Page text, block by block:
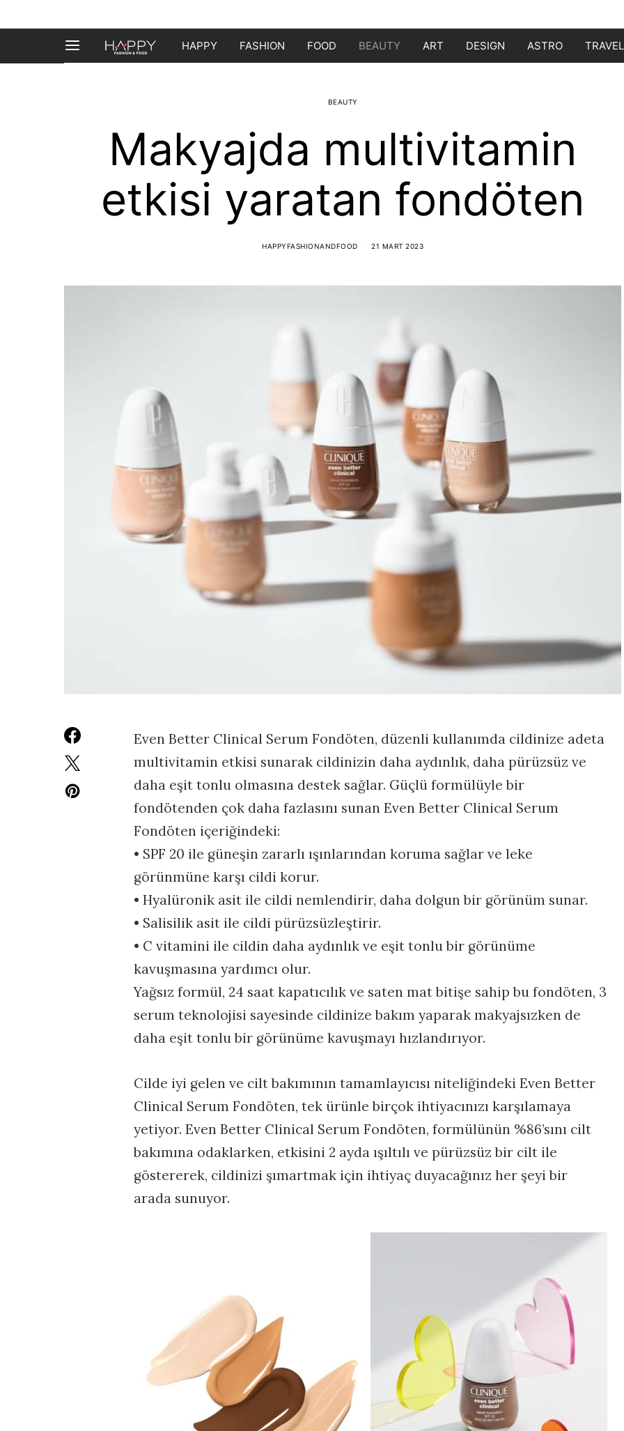
HAPPY FASHION FOOD BEAUTY ART DESIGN ASTRO TRAVEL
BEAUTY
Makyajda multivitamin
etkisi yaratan fondöten
HAPPYFASHIONANDFOOD 21 MART 2023
Even Better Clinical Serum Fondöten, düzenli kullanımda cildinize adeta
multivitamin etkisi sunarak cildinizin daha aydınlık, daha pürüzsüz ve
daha eşit tonlu olmasına destek sağlar. Güçlü formülüyle bir
fondötenden çok daha fazlasını sunan Even Better Clinical Serum
Fondöten içeriğindeki:
• SPF 20 ile güneşin zararlı ışınlarından koruma sağlar ve leke
görünmüne karşı cildi korur.
• Hyalüronik asit ile cildi nemlendirir, daha dolgun bir görünüm sunar.
• Salisilik asit ile cildi pürüzsüzleştirir.
• C vitamini ile cildin daha aydınlık ve eşit tonlu bir görünüme
kavuşmasına yardımcı olur.
Yağsız formül, 24 saat kapatıcılık ve saten mat bitişe sahip bu fondöten, 3
serum teknolojisi sayesinde cildinize bakım yaparak makyajsızken de
daha eşit tonlu bir görünüme kavuşmayı hızlandırıyor.
Cilde iyi gelen ve cilt bakımının tamamlayıcısı niteliğindeki Even Better
Clinical Serum Fondöten, tek ürünle birçok ihtiyacınızı karşılamaya
yetiyor. Even Better Clinical Serum Fondöten, formülünün %86’sını cilt
bakımına odaklarken, etkisini 2 ayda ışıltılı ve pürüzsüz bir cilt ile
göstererek, cildinizi şımartmak için ihtiyaç duyacağınız her şeyi bir
arada sunuyor.